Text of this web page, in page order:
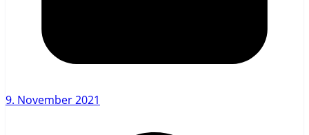
9. November 2021